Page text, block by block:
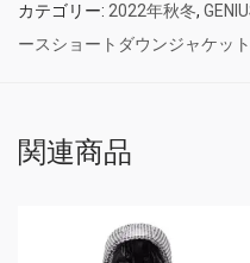
カテゴリー: 2022年秋冬,
ースショートダウンジャケット
関連商品